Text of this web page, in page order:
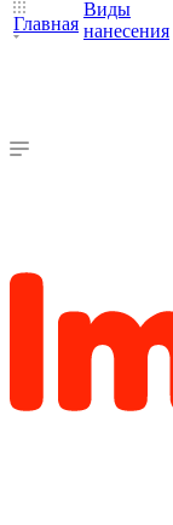
Главная
Виды
нанесения